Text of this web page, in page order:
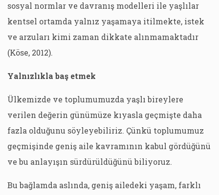
sosyal normlar ve davranış modelleri ile yaşlılar
kentsel ortamda yalnız yaşamaya itilmekte, istek
ve arzuları kimi zaman dikkate alınmamaktadır
(Köse, 2012).
Yalnızlıkla baş etmek
Ülkemizde ve toplumumuzda yaşlı bireylere
verilen değerin günümüze kıyasla geçmişte daha
fazla olduğunu söyleyebiliriz. Çünkü toplumumuz
geçmişinde geniş aile kavramının kabul gördüğünü
ve bu anlayışın sürdürüldüğünü biliyoruz.
Bu bağlamda aslında, geniş ailedeki yaşam, farklı